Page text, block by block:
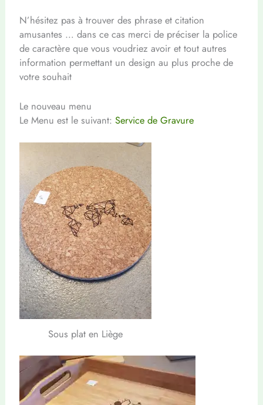
N’hésitez pas à trouver des phrase et citation
amusantes … dans ce cas merci de préciser la police
de caractère que vous voudriez avoir et tout autres
information permettant un design au plus proche de
votre souhait
Le nouveau menu
Le Menu est le suivant: Service de Gravure
Sous plat en Liège